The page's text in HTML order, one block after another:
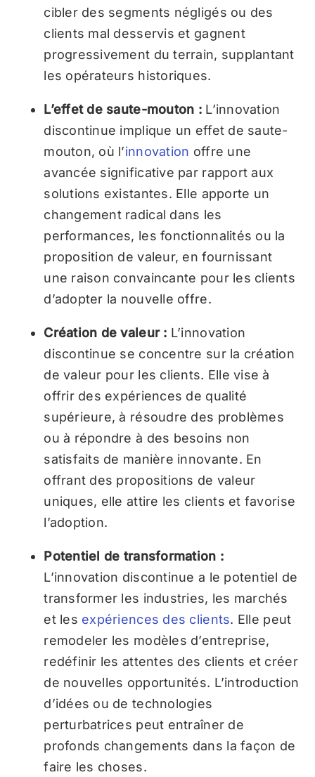
cibler des segments négligés ou des
clients mal desservis et gagnent
progressivement du terrain, supplantant
les opérateurs historiques.
L’effet de saute-mouton :L’innovation
discontinue implique un effet de saute-
mouton, où l’innovation offre une
avancée significative par rapport aux
solutions existantes. Elle apporte un
changement radical dans les
performances, les fonctionnalités ou la
proposition de valeur, en fournissant
une raison convaincante pour les clients
d’adopter la nouvelle offre.
Création de valeur : L’innovation
discontinue se concentre sur la création
de valeur pour les clients. Elle vise à
offrir des expériences de qualité
supérieure, à résoudre des problèmes
ou à répondre à des besoins non
satisfaits de manière innovante. En
offrant des propositions de valeur
uniques, elle attire les clients et favorise
l’adoption.
Potentiel de transformation :
L’innovation discontinue a le potentiel de
transformer les industries, les marchés
et les expériences des clients. Elle peut
remodeler les modèles d’entreprise,
redéfinir les attentes des clients et créer
de nouvelles opportunités. L’introduction
d’idées ou de technologies
perturbatrices peut entraîner de
profonds changements dans la façon de
faire les choses.